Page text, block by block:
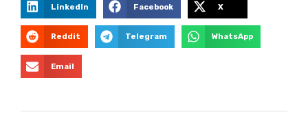
LinkedIn Facebook X
Reddit Telegram WhatsApp
Email